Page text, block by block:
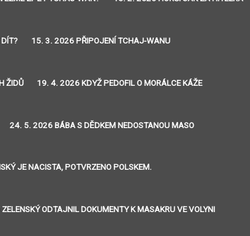
15. 3. 2026 PŘIPOJENÍ TCHAJ-WANU
ŽIDŮ 19. 4. 2026 KDYŽ PEDOFIL O MORÁLCE KÁŽE
24. 5. 2026 BÁBA S DĚDKEM NEDOSTANOU MASO
JE NACISTA, POTVRZENO POLSKEM.
ODTAJNIL DOKUMENTY K MASAKRU VE VOLYNI